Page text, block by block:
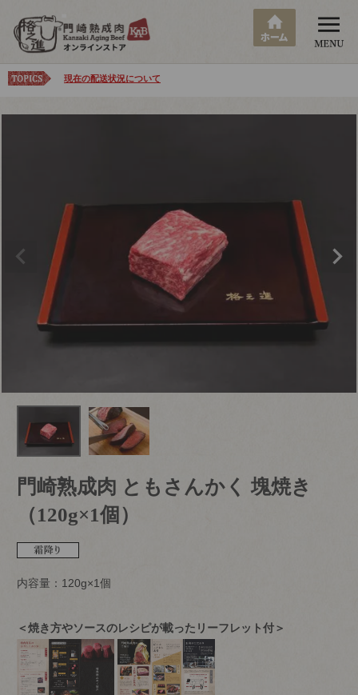
現在の配送状況について
門崎熟成肉 ともさんかく 塊焼き
（120g×1個）
内容量：120g×1個
＜焼き方やソースのレシピが載ったリーフレット付＞